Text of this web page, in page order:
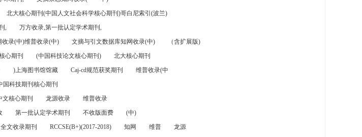
北大核心期刊(中国人文社会科学核心期刊)哥白尼索引(波兰)
,
万方收录,第一批认定学术期刊,
录(中)维普收录(中)
文摘与引文数据库知网收录(中)
（含扩展版)
心期刊 (中国科技论文核心期刊)
北大核心期刊
)上海图书馆馆藏 Caj-cd规范获奖期刊
维普收录(中
国科技期刊核心期刊
核心期刊
龙源收录
维普收录
第一批认定学术期刊 不收版面费
(中)
文收录期刊 RCCSE(B+)(2017-2018) 知网 维普
龙源